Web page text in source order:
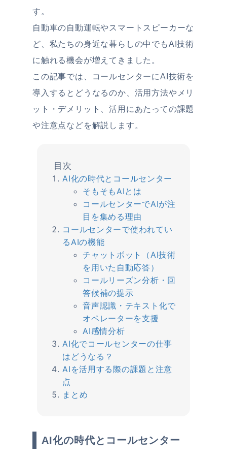
す。
自動車の自動運転やスマートスピーカーな
ど、私たちの身近な暮らしの中でもAI技術
に触れる機会が増えてきました。
この記事では、コールセンターにAI技術を
導入するとどうなるのか、活用方法やメリ
ット・デメリット、活用にあたっての課題
や注意点などを解説します。
AI化の時代とコールセンター
そもそもAIとは
コールセンターでAIが注
目を集める理由
コールセンターで使われてい
るAIの機能
チャットボット（AI技術
を用いた自動応答）
コールリーズン分析・回
答候補の提示
音声認識・テキスト化で
オペレーターを支援
AI感情分析
AI化でコールセンターの仕事
はどうなる？
AIを活用する際の課題と注意
点
まとめ
AI化の時代とコールセンター